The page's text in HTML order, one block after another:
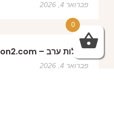
פברואר 4, 2026
שמלות ערב – https://htofashion2.com/
פברואר 4, 2026
0